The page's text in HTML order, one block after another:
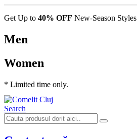
Get Up to 40% OFF New-Season Styles
Men
Women
* Limited time only.
Search